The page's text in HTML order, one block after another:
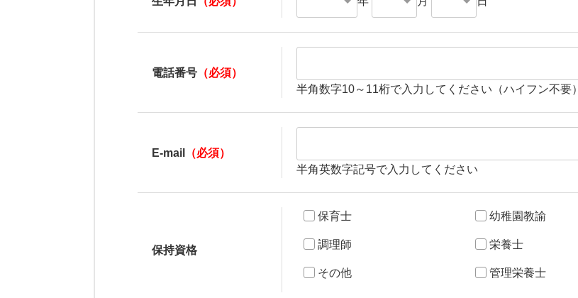
電話番号 （必須）
半角数字10～11桁で入力してください（ハイフン不要）
E-mail
（必須）
半角英数字記号で入力してください
保持資格
保育士 幼稚園教諭
調理師 栄養士
その他 管理栄養士